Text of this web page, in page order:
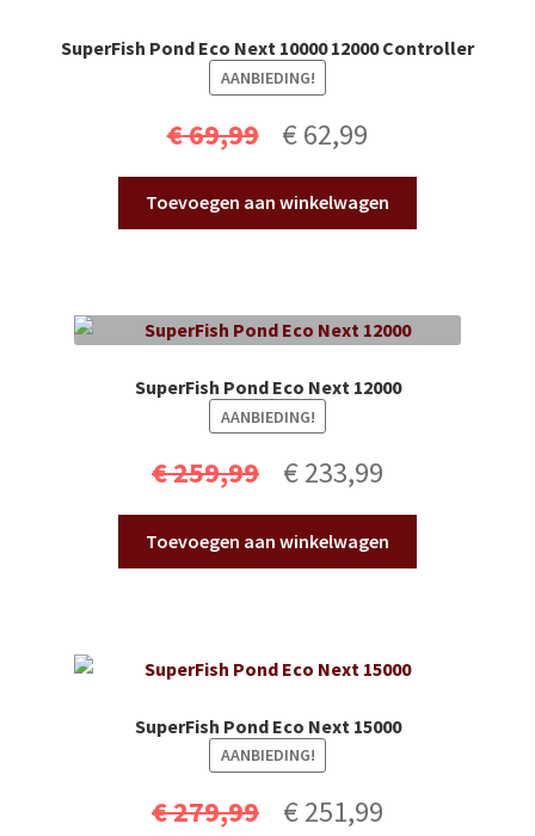
Over ons
SuperFish Pond Eco Next 10000 12000 Controller
AANBIEDING!
€69,99
Oorspronkelijke
prijs
was:
€62,99
prijs
is:
Toevoegen aan winkelwagen
SuperFish Pond Eco Next 12000
AANBIEDING!
€259,99
Oorspronkelijke
prijs
was:
€233,99Huidige
prijs
is:
Toevoegen aan winkelwagen
SuperFish Pond Eco Next 15000
AANBIEDING!
€279,99
Oorspronkelijke
€251,99Huidige